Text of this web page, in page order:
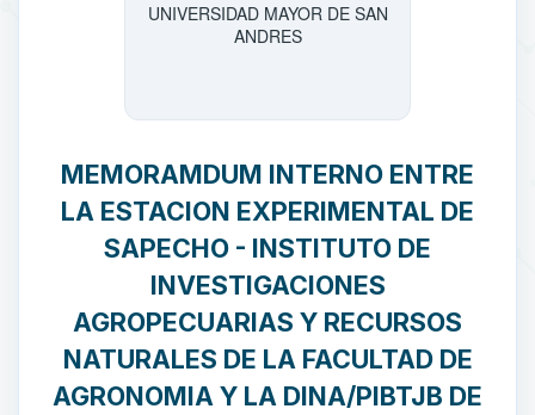
MEMORAMDUM INTERNO ENTRE
LA ESTACION EXPERIMENTAL DE
SAPECHO - INSTITUTO DE
INVESTIGACIONES
AGROPECUARIAS Y RECURSOS
NATURALES DE LA FACULTAD DE
AGRONOMIA Y LA DINA/PIBTJB DE